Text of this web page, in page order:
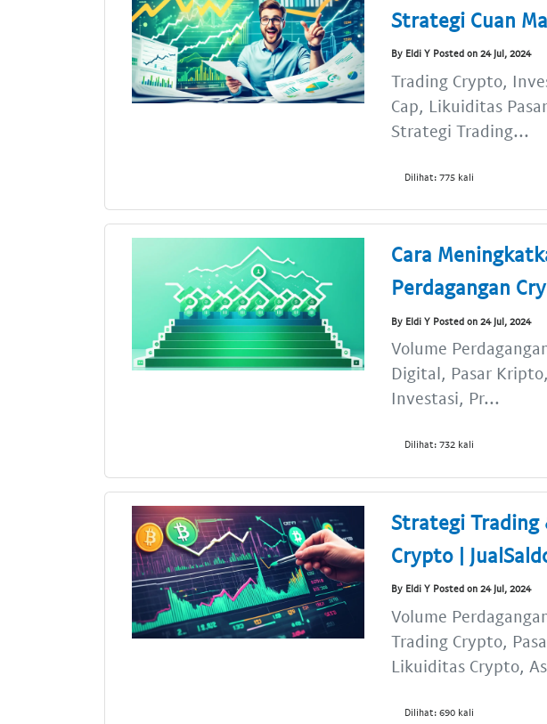
Strategi Cuan
By Eldi Y Posted on 24 Jul, 2024
Trading Crypto,
Cap, Likuiditas
Strategi Trading...
Dilihat: 775 kali
Cara
Perdagangan
By Eldi Y Posted on 24 Jul, 2024
Volume
Digital, Pasar
Investasi, Pr...
Dilihat: 732 kali
Strategi Trading
Crypto |
By Eldi Y Posted on 24 Jul, 2024
Volume
Trading Crypto,
Likuiditas Crypto,
Dilihat: 690 kali